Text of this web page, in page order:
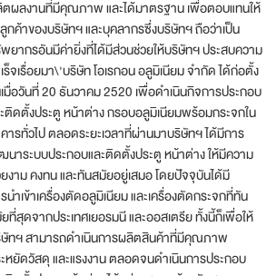
ผลงานที่มีคุณภาพ และได้มาตรฐาน เพื่อตอบแทนให้
กค้าของบริษัทฯ และบุคลากรซึ่งบริษัทฯ ถือว่าเป็น
ยากรอันมีค่ายิ่งที่ได้มีส่วนช่วยให้บริษัทฯ ประสบความ
ร็จเรื่อยมา\'บริษัท โอเรกอน อลูมิเนียม จำกัด ได้ก่อตั้ง
มื่อวันที่ 20 ธันวาคม 2520 เพื่อดำเนินกิจการประกอบ
ติดตั้งประตู หน้าต่าง กรอบอลูมิเนียมพร้อมกระจกใน
ารทั่วไป ตลอดระยะเวลาที่ผ่านมาบริษัทฯ ได้มีการ
าระบบประกอบและติดตั้งประตู หน้าต่าง ให้มีความ
งาม คงทน และทันสมัยอยู่เสมอ โดยปัจจุบันได้มี
นำเข้าเครื่องตัดอลูมิเนียม และเครื่องตัดกระจกที่ทัน
ที่สุดจากประเทศเยอรมนี และออสเตรีย ทั้งนี้ก็เพื่อให้
ทฯ สามารถดำเนินการผลิตสินค้าที่มีคุณภาพ
หยัดวัสดุ และแรงงาน ตลอดจนดำเนินการประกอบ